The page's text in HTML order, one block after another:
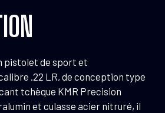
LR
pistolet de sport et
.22 LR, de conception type
tchèque KMR Precision
et culasse acier nitruré, il